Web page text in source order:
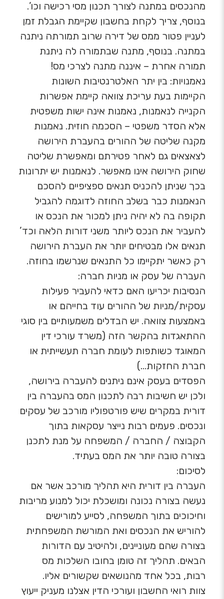
מהנכסים במתנה לצורך תכנון מסי רכישה וכו’.
בנוסף, צריך לקחת בחשבון שקיימת הגבלת זמן
לעניין פטור ממס של דירה שרוב תמורתה ניתנה
במתנה. בנוסף, מתנה שבתמורה לה ניתנת
תמורה אחרת – איננה מתנה לצרכי מס!
נאמנויות: בין יתר האלטרנטיבות השונות
הקיימות בעת עריכת צוואה קיימת אפשרות
הקנייה לנאמנות, נאמנות אינה ישות משפטית
אלא הסדר משפטי – הסכמה חוזית. נאמנות
מקנה שליטה של ההורים בהעברת הירושה
לצאצאים גם לאחר פטירתם ומאפשרת שליטה
שחוק הירושה אינו מאפשר. לנאמנות יש יתרונות
בכך שניתן להכניס תנאים ספציפיים להסכם
הנאמנות כבר בשלב החוזה לדוגמה להגביל
תקופה בה לא יהיה ניתן למכור את הנכס או
להעביר את הנכס ליותר משני דורות הלאה וכד’
תנאים אלו מבטיחים יותר את העברת הירושה
רק כאשר יתקיימו כל התנאים שנרשמו בחוזה.
העברה של עסק או מניות חברה:
הנסיבות יכריעו האם כדאי להעביר פעילות
עסקית/מניות של ההורים עוד בחייהם או
באמצעות צוואה. יש הבדלים משמעותיים בין סוגי
ההתאגדות בהקשר הזה (משרד עורכי דין
המאוגד כשותפות לעומת חברה תעשייתית או
חברת החזקות…)
הפסדים בעסק אינם ניתנים להעברה בירושה,
ולכן יש חשיבות רבה לתכנון המס בהעברה בין
דורית במקרים שיש פורטפוליו מורכב של עסקים
ונכסים. פעמים רבות נייצר עסקאות בתוך
הקבוצה / החברה / המשפחה על מנת לתכנן
בצורה טובה יותר את המס בעתיד.
לסיכום:
העברה בין דורית היא תהליך מורכב אשר אם
נעשה בצורה נכונה ומושכלת יכול למנוע מריבות
וחיכוכים בתוך המשפחה, לסייע למורישים
להוריש את הנכסים ואת המורשת המשפחתית
בצורה שהם מעוניינים, ולהיטיב עם הדורות
הבאים. תהליך זה טומן בחובו השלכות מס
רבות, בכל אחד מהנושאים שקשורים אליו.
צוות רואי החשבון ועורכי הדין אצלנו מעניק ייעוץ